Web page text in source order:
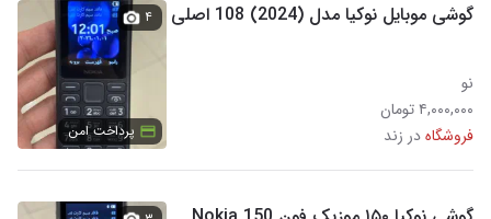
گوشی موبایل نوکیا مدل (2024) 108 اصلی
نو
۴,۰۰۰,۰۰۰ تومان
فروشگاهدر زند
۴
پرداخت امن